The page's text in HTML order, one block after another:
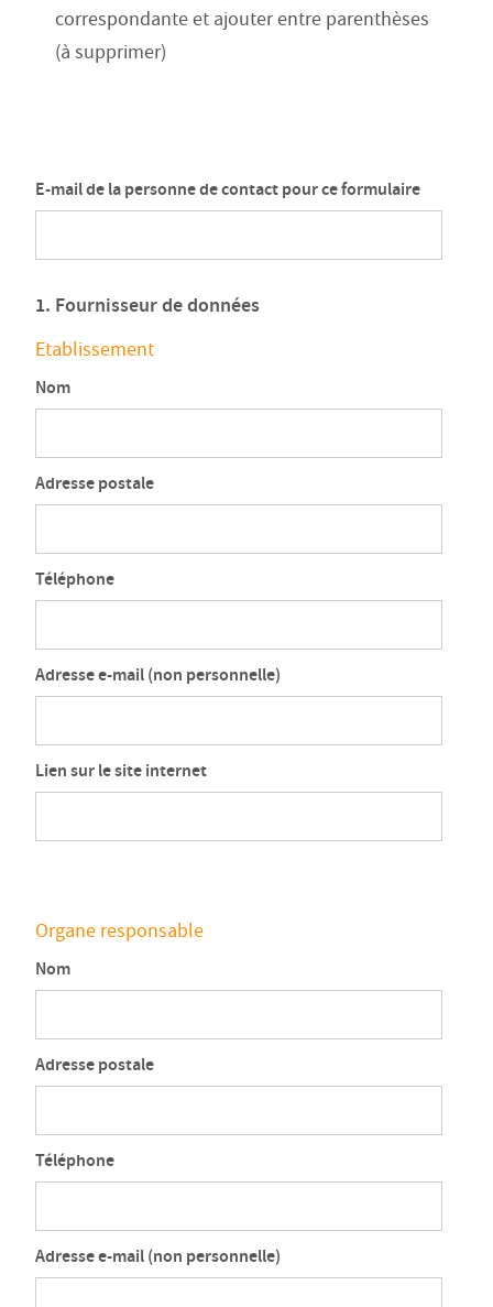
correspondante et ajouter entre parenthèses
(à supprimer)
E-mail de la personne de contact pour ce formulaire
1. Fournisseur de données
Etablissement
Nom
Adresse postale
Téléphone
Adresse e-mail (non personnelle)
Lien sur le site internet
Organe responsable
Nom
Adresse postale
Téléphone
Adresse e-mail (non personnelle)